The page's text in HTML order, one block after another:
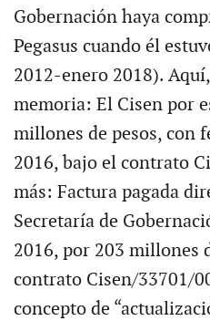
Gobernación haya
Pegasus cuando él
2012-enero 2018).
memoria: El Cisen por
millones de pesos, con
2016, bajo el contrato
más: Factura pagada
Secretaría de
2016, por 203 millones
contrato Cisen/33701/
concepto de